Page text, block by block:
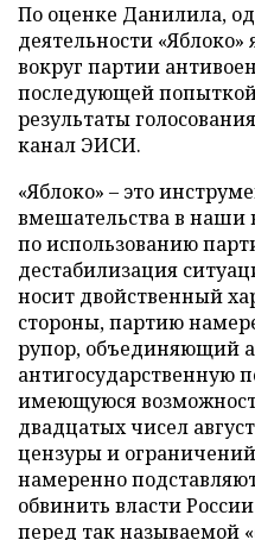
По оценке Данилила,
деятельности
вокруг партии
последующей
результаты
канал ЭИСИ.
«Яблоко» – это
вмешательства в наши
по использованию
дестабилизация
носит двойственный
стороны, партию
рупор, объединяющий
антигосударственную
имеющуюся
двадцатых чисел
цензуры и
намеренно
обвинить власти
перед так называемой